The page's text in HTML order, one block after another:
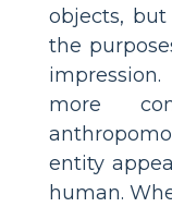
objects,
the
more
entity
human.